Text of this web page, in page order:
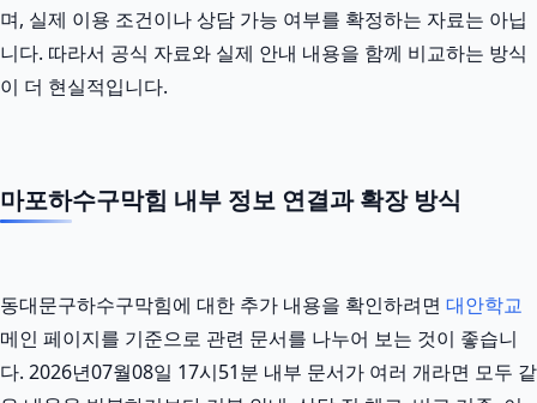
며, 실제 이용 조건이나 상담 가능 여부를 확정하는 자료는 아닙
니다. 따라서 공식 자료와 실제 안내 내용을 함께 비교하는 방식
이 더 현실적입니다.
마포하수구막힘 내부 정보 연결과 확장 방식
동대문구하수구막힘에 대한 추가 내용을 확인하려면 대안학교
메인 페이지를 기준으로 관련 문서를 나누어 보는 것이 좋습니
다. 2026년07월08일 17시51분 내부 문서가 여러 개라면 모두 같